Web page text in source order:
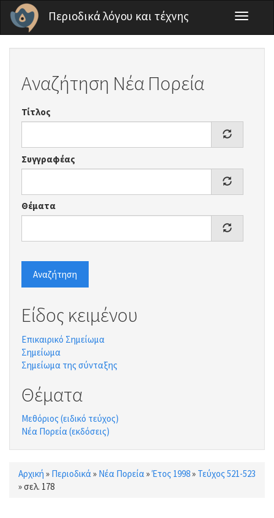
Παράκαμψη προς το κυρίως περιεχόμενο
Περιοδικά λόγου και τέχνης
Toggle
Αναζήτηση Νέα Πορεία
Τίτλος
Συγγραφέας
Θέματα
Αναζήτηση
Είδος κειμένου
Επικαιρικό Σημείωμα
Σημείωμα
Σημείωμα της σύνταξης
Θέματα
Μεθόριος (ειδικό τεύχος)
Νέα Πορεία (εκδόσεις)
Είστε εδώ
Αρχική » Περιοδικά» Νέα Πορεία»Έτος 1998» Τεύχος 521-523
»σελ. 178